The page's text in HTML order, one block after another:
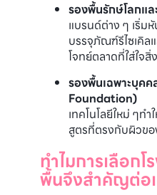
รองพื้นรักษ์โลกแ
แบรนด์ต่าง ๆ เริ่ม
บรรจุภัณฑ์รีไซเคิล
โจทย์ตลาดที่ใส่ใจ
รองพื้นเฉพาะบุค
Foundation)
เทคโนโลยีใหม่ ๆทำ
สูตรที่ตรงกับผิวขอ
ทำไมการเลือก
พื้นจึงสำคัญต่อ